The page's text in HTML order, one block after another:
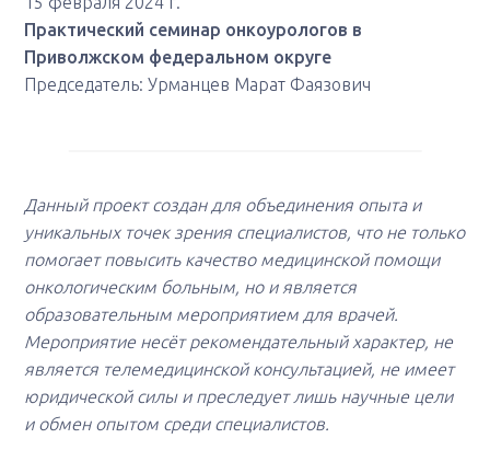
Практический семинар онкоурологов в
Приволжском федеральном округе
Председатель: Урманцев Марат Фаязович
Данный проект создан для объединения опыта и
уникальных точек зрения специалистов, что не только
помогает повысить качество медицинской помощи
онкологическим больным, но и является
образовательным мероприятием для врачей.
Мероприятие несёт рекомендательный характер, не
является телемедицинской консультацией, не имеет
юридической силы и преследует лишь научные цели
и обмен опытом среди специалистов.